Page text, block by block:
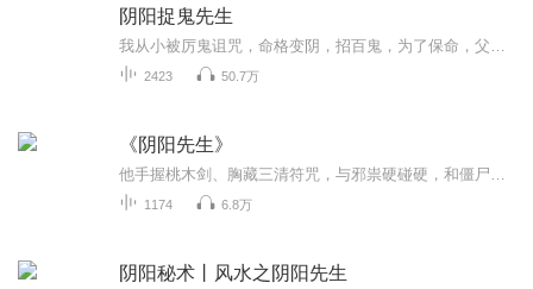
阴阳捉鬼先生
2423 50.7万
《阴阳先生》
1174 6.8万
阴阳秘术丨风水之阴阳先生